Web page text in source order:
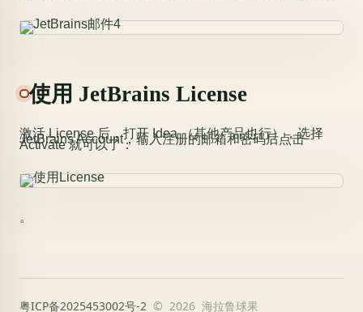
使用 JetBrains License
激活 License 后，打开 Idea （其他产品也行），选择
JetBrains Account，输入注册的邮箱和密码后点击
Activate 就可以了：
。
粤ICP备2025453002号-2 © 2026 海拉鲁球果